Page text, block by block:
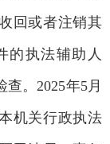
回或者注销其
的执法辅助人
。2025年5月
机关行政执法